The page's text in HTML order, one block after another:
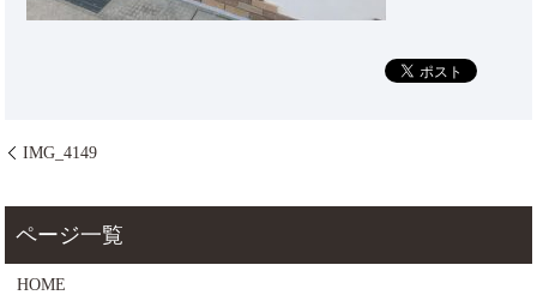
IMG_4149
HOME